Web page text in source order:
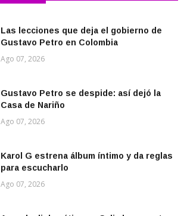
Las lecciones que deja el gobierno de
Gustavo Petro en Colombia
Ago 07, 2026
Gustavo Petro se despide: así dejó la
Casa de Nariño
Ago 07, 2026
Karol G estrena álbum íntimo y da reglas
para escucharlo
Ago 07, 2026